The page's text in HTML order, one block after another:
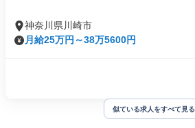
神奈川県川崎市
月給25万円～38万5600円
似ている求人をすべて見る